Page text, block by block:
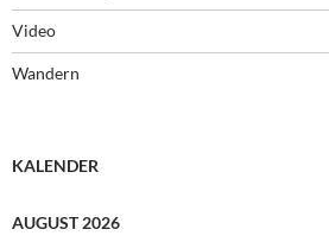
Video
Wandern
KALENDER
AUGUST 2026